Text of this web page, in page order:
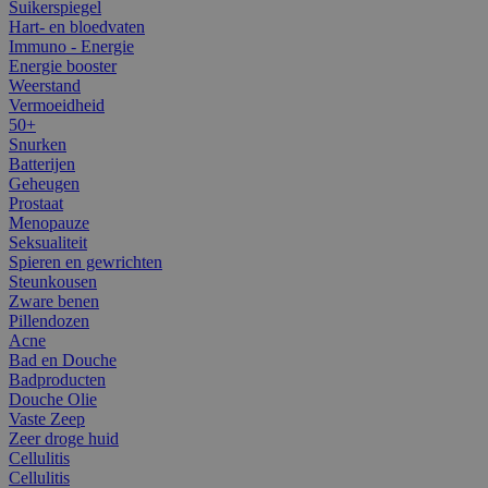
Suikerspiegel
Hart- en bloedvaten
Immuno - Energie
Energie booster
Weerstand
Vermoeidheid
50+
Snurken
Batterijen
Geheugen
Prostaat
Menopauze
Seksualiteit
Spieren en gewrichten
Steunkousen
Zware benen
Pillendozen
Acne
Bad en Douche
Badproducten
Douche Olie
Vaste Zeep
Zeer droge huid
Cellulitis
Cellulitis